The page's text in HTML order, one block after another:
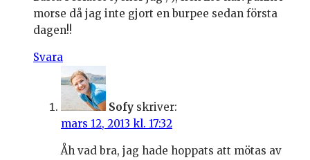
morse då jag inte gjort en burpee sedan första
dagen!!
Svara
Sofy skriver:
mars 12, 2013 kl. 17:32
Åh vad bra, jag hade hoppats att mötas av